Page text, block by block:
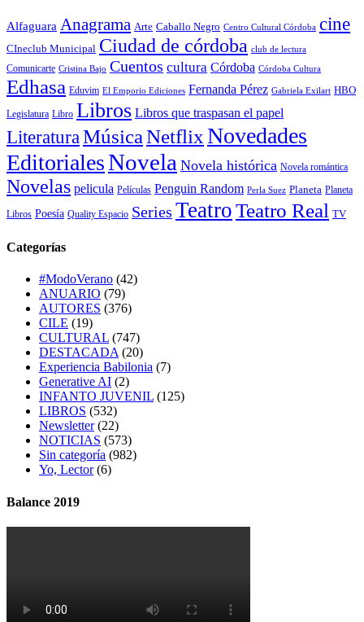
Alfaguara Anagrama Arte Caballo Negro Centro Cultural Córdoba cine
CIneclub Municipal Ciudad de córdoba club de lectura
Comunicarte Cristina Bajo Cuentos cultura Córdoba Córdoba Cultura
Edhasa Eduvim El Emporio Ediciones Fernanda Pérez Gabriela Exilart HBO
Legislatura Libro Libros Libros que traspasan el papel
LiteraturaMúsicaNetflixNovedades
EditorialesNovela Novela histórica Novela romántica
Novelas pelicula Películas Penguin Random Perla Suez Planeta Planeta
Libros Poesía Quality Espacio Series TeatroTeatro Real TV
Categorías
#ModoVerano (42)
ANUARIO (79)
AUTORES (376)
CILE (19)
CULTURAL (747)
DESTACADA (20)
Experiencia Babilonia (7)
Generative AI (2)
INFANTO JUVENIL (125)
LIBROS (532)
Newsletter(22)
NOTICIAS (573)
Sin categoría (982)
Yo, Lector(6)
Balance 2019